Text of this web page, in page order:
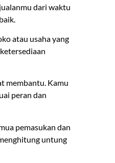
dari waktu
atau usaha yang
membantu. Kamu
peran dan
pemasukan dan
untung